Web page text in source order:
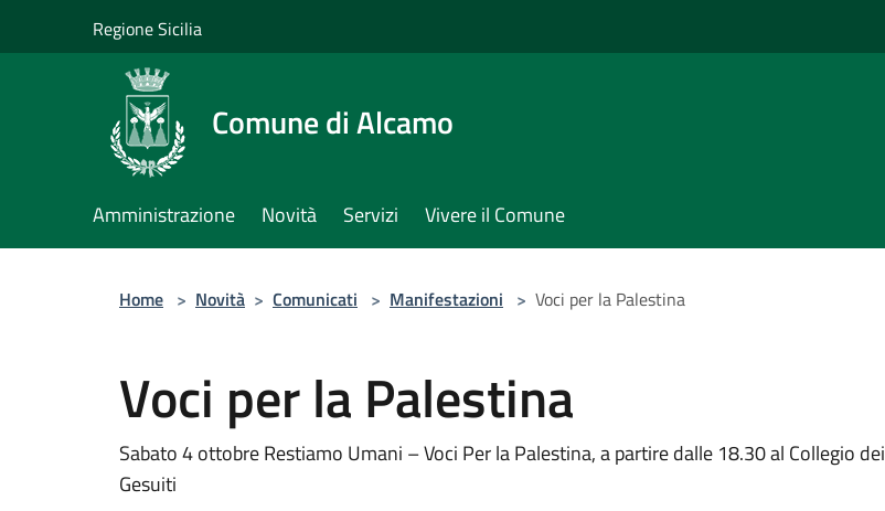
Regione Sicilia
Comune di Alcamo
Amministrazione Novità Servizi Vivere il Comune
Home > Novità > Comunicati > Manifestazioni > Voci per la Palestina
Voci per la Palestina
Sabato 4 ottobre Restiamo Umani – Voci Per la Palestina, a partire dalle 18.30 al Collegio dei
Gesuiti